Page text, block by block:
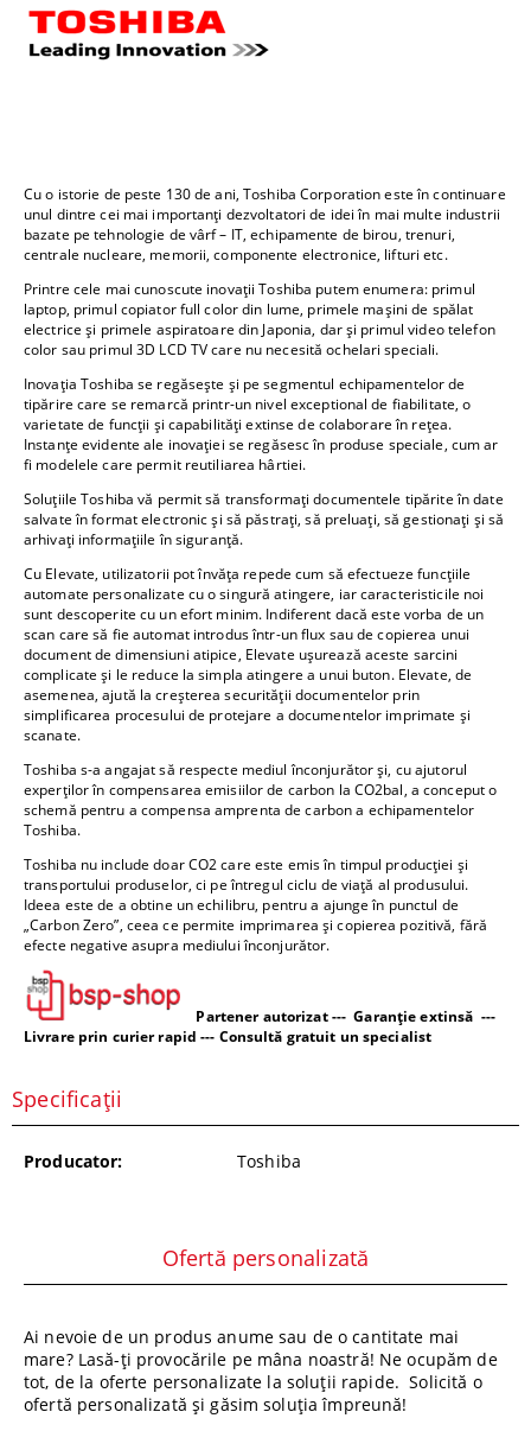
Cu o istorie de peste 130 de ani, Toshiba Corporation este în continuare
unul dintre cei mai importanți dezvoltatori de idei în mai multe industrii
bazate pe tehnologie de vârf – IT, echipamente de birou, trenuri,
centrale nucleare, memorii, componente electronice, lifturi etc.
Printre cele mai cunoscute inovații Toshiba putem enumera: primul
laptop, primul copiator full color din lume, primele mașini de spălat
electrice și primele aspiratoare din Japonia, dar și primul video telefon
color sau primul 3D LCD TV care nu necesită ochelari speciali.
Inovația Toshiba se regăsește și pe segmentul echipamentelor de
tipărire care se remarcă printr-un nivel exceptional de fiabilitate, o
varietate de funcții și capabilități extinse de colaborare în rețea.
Instanțe evidente ale inovației se regăsesc în produse speciale, cum ar
fi modelele care permit reutiliarea hârtiei.
Soluțiile Toshiba vă permit să transformați documentele tipărite în date
salvate în format electronic și să păstrați, să preluați, să gestionați și să
arhivați informațiile în siguranță.
Cu Elevate, utilizatorii pot învăța repede cum să efectueze funcțiile
automate personalizate cu o singură atingere, iar caracteristicile noi
sunt descoperite cu un efort minim. Indiferent dacă este vorba de un
scan care să fie automat introdus într-un flux sau de copierea unui
document de dimensiuni atipice, Elevate ușurează aceste sarcini
complicate și le reduce la simpla atingere a unui buton. Elevate, de
asemenea, ajută la creșterea securității documentelor prin
simplificarea procesului de protejare a documentelor imprimate și
scanate.
Toshiba s-a angajat să respecte mediul înconjurător și, cu ajutorul
experților în compensarea emisiilor de carbon la CO2bal, a conceput o
schemă pentru a compensa amprenta de carbon a echipamentelor
Toshiba.
Toshiba nu include doar CO2 care este emis în timpul producției și
transportului produselor, ci pe întregul ciclu de viață al produsului.
Ideea este de a obtine un echilibru, pentru a ajunge în punctul de
„Carbon Zero”, ceea ce permite imprimarea și copierea pozitivă, fără
efecte negative asupra mediului înconjurător.
Partener autorizat --- Garanție extinsă ---
Livrare prin curier rapid --- Consultă gratuit un specialist
Specificații
Producator: Toshiba
Ofertă personalizată
Ai nevoie de un produs anume sau de o cantitate mai
mare? Lasă-ți provocările pe mâna noastră! Ne ocupăm de
tot, de la oferte personalizate la soluții rapide. Solicită o
ofertă personalizată și găsim soluția împreună!